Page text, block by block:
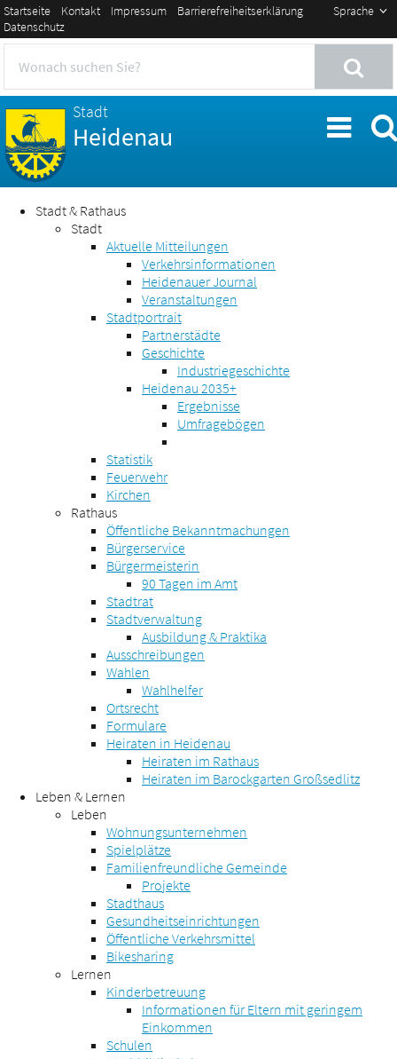
Sprache
Startseite Kontakt Impressum
Barrierefreiheitserklärung
Datenschutz
Stadt
Heidenau
Stadt & Rathaus
Stadt
Aktuelle Mitteilungen
Verkehrsinformationen
Heidenauer Journal
Veranstaltungen
Stadtportrait
Partnerstädte
Geschichte
Industriegeschichte
Heidenau 2035+
Ergebnisse
Umfragebögen
Statistik
Feuerwehr
Kirchen
Rathaus
Öffentliche Bekanntmachungen
Bürgerservice
Bürgermeisterin
90 Tagen im Amt
Stadtrat
Stadtverwaltung
Ausbildung & Praktika
Ausschreibungen
Wahlen
Wahlhelfer
Ortsrecht
Formulare
Heiraten in Heidenau
Heiraten im Rathaus
Heiraten im Barockgarten Großsedlitz
Leben & Lernen
Leben
Wohnungsunternehmen
Spielplätze
Familienfreundliche Gemeinde
Projekte
Stadthaus
Gesundheitseinrichtungen
Öffentliche Verkehrsmittel
Bikesharing
Lernen
Kinderbetreuung
Informationen für Eltern mit geringem
Einkommen
Schulen